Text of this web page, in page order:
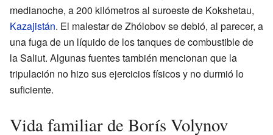
medianoche, a 200 kilómetros al suroeste de Kokshetau,
Kazajistán. El malestar de Zhólobov se debió, al parecer, a
una fuga de un líquido de los tanques de combustible de
la Saliut. Algunas fuentes también mencionan que la
tripulación no hizo sus ejercicios físicos y no durmió lo
suficiente.
Vida familiar de Borís Volynov